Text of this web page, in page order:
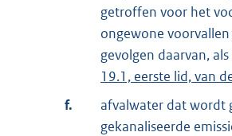
getroffen voor het
ongewone
gevolgen daarvan,
19.1, eerste lid, van
f.
afvalwater dat wordt
gekanaliseerde